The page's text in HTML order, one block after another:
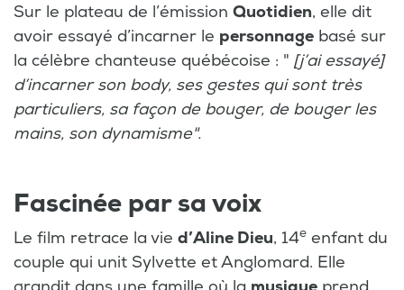
Sur le plateau de l’émission Quotidien, elle dit
avoir essayé d’incarner le personnage basé sur
la célèbre chanteuse québécoise : " [j’ai essayé]
d’incarner son body, ses gestes qui sont très
particuliers, sa façon de bouger, de bouger les
mains, son dynamisme".
Fascinée par sa voix
Le film retrace la vie d’Aline Dieu, 14e enfant du
couple qui unit Sylvette et Anglomard. Elle